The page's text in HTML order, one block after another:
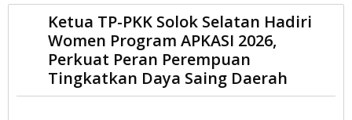
News
Solok Selatan
Sumbar
Ketua TP-PKK Solok Selatan Hadiri Women Program APKASI
2026, Perkuat Peran Perempuan Tingkatkan Daya Saing Daerah
Ketua TP-PKK Solok Selatan Hadiri
Women Program APKASI 2026,
Perkuat Peran Perempuan
Tingkatkan Daya Saing Daerah